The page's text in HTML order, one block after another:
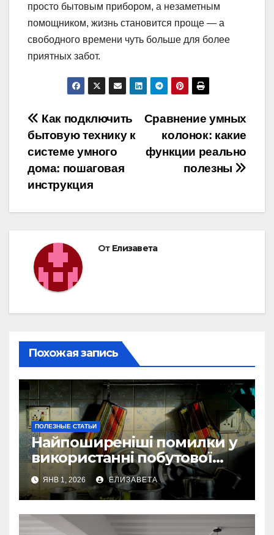
просто бытовым прибором, а незаметным
помощником, жизнь становится проще — а
свободного времени чуть больше для более
приятных забот.
Навигация
по
записям
Сравнение умных
колонок: какие
функции реально
полезны
Как подключить
бытовую технику к
системе умного
дома: пошаговая
инструкция
От Елизавета
Похожая запись
ПОЛЕЗНЫЕ СТАТЬИ
Найпоширеніші помилки у
використанні побутової
техніки — та як їх уникнути
ЯНВ 1, 2026 ЕЛИЗАВЕТА